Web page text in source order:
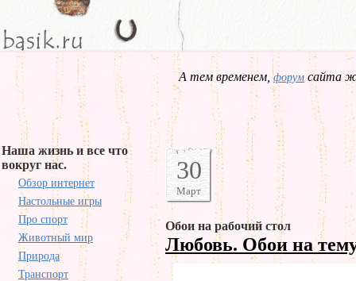
А тем временем,форум сайта
Наша жизнь и все что
вокруг нас.
Обзор интернет
Настольные игры
Про спорт
Животный мир
Природа
Транспорт
30
Март
Обои на рабочий стол
Любовь. Обои на